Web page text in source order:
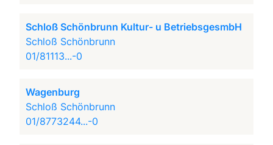
Schloß Schönbrunn Kultur- u BetriebsgesmbH
Schloß Schönbrunn
01/81113...-0
Wagenburg
Schloß Schönbrunn
01/8773244...-0